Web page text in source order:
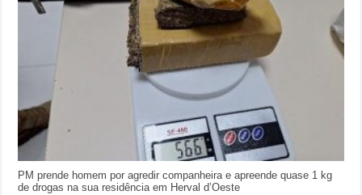
PM prende homem por agredir companheira e apreende quase 1 kg
de drogas na sua residência em Herval d’Oeste